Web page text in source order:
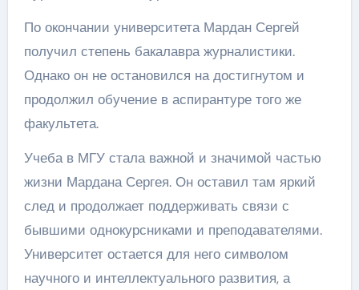
По окончании университета Мардан Сергей
получил степень бакалавра журналистики.
Однако он не остановился на достигнутом и
продолжил обучение в аспирантуре того же
факультета.
Учеба в МГУ стала важной и значимой частью
жизни Мардана Сергея. Он оставил там яркий
след и продолжает поддерживать связи с
бывшими однокурсниками и преподавателями.
Университет остается для него символом
научного и интеллектуального развития, а